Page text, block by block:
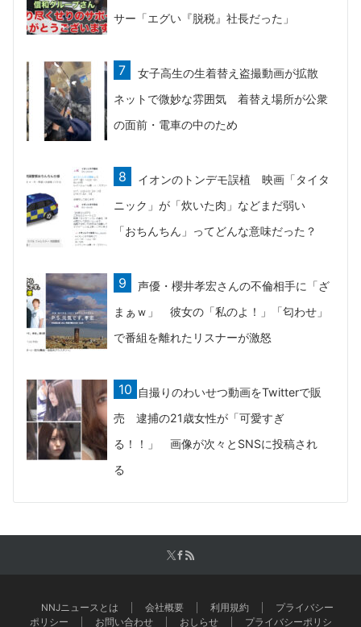
サー「エグい『脱税』社長だった」
女子高生の生着替え盗撮動画が拡散
ネットで微妙な雰囲気 着替え場所が公衆
の面前・電車の中のため
イオンのトンデモ誤植 映画「タイタ
ニック」が「炊いた肉」などまだ弱い
「おちんちん」ってどんな意味だった？
声優・櫻井孝宏さんの不倫相手に「ざ
まぁｗ」 彼女の「私のよ！」「匂わせ」
で番組を離れたリスナーが激怒
自撮りのわいせつ動画をTwitterで販
売 逮捕の21歳女性が「可愛すぎ
る！！」 画像が次々とSNSに投稿され
る
NNJニュースとは 会社概要 利用規約
プライバシー
ポリシー
お問い合わせ おしらせ プライバシーポリシ